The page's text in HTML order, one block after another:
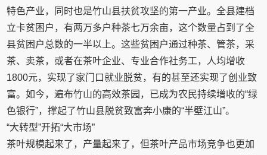
特色产业，同时也是竹山县扶贫攻坚的第一产业。全县建档
立卡贫困户，有两万多户种茶七万余亩，这个数量占到了全
县贫困户总数的一半以上。这些贫困户通过种茶、管茶，采
茶、卖茶，或者在茶叶企业、专业合作社务工，人均增收
1800元，实现了家门口就业脱贫，有的甚至还实现了创业致
富。如今，遍布竹山的高效茶园，已成为农民持续增收的“绿
色银行”，撑起了竹山县脱贫致富奔小康的“半壁江山”。
“大转型”开拓“大市场”
茶叶规模起来了，产量起来了，但茶叶产品市场竞争也更加